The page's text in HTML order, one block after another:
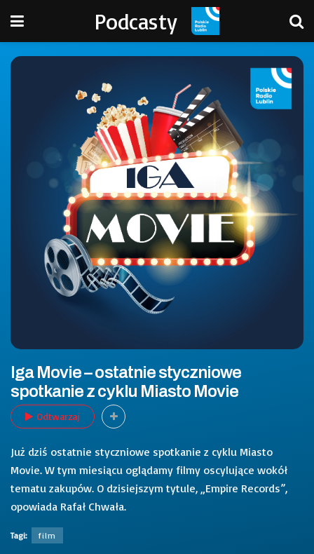
Podcasty
Iga Movie – ostatnie styczniowe
spotkanie z cyklu Miasto Movie
Odtwarzaj
Już dziś ostatnie styczniowe spotkanie z cyklu Miasto
Movie. W tym miesiącu oglądamy filmy oscylujące wokół
tematu zakupów. O dzisiejszym tytule, „Empire Records”,
opowiada Rafał Chwała.
Tagi: film